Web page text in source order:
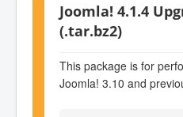
Joomla! 4.1.4
(.tar.bz2)
This package is for
Joomla! 3.10 and